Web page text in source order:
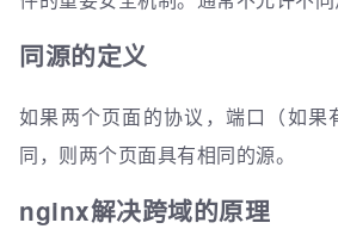
同源的定义
如果两个页面的协议，端口（如果
同，则两个页面具有相同的源。
nginx解决跨域的原理